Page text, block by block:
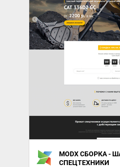
MODX СБОРКА -
СПЕЦТЕХНИКИ